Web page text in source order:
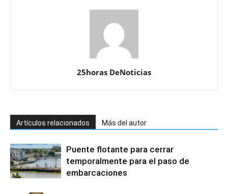
25horas DeNoticias
Artículos relacionados Más del autor
Puente flotante para cerrar
temporalmente para el paso de
embarcaciones